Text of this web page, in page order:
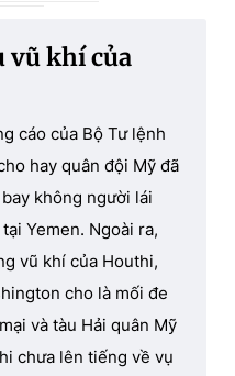
vũ khí của
cáo của Bộ Tư lệnh
hay quân đội Mỹ đã
không người lái
Yemen. Ngoài ra,
vũ khí của Houthi,
cho là mối đe
và tàu Hải quân Mỹ
chưa lên tiếng về vụ